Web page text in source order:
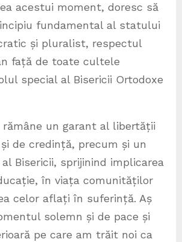
acestui moment, doresc să
fundamental al statului
și pluralist, respectul
față de toate cultele
special al Bisericii Ortodoxe
un garant al libertății
de credință, precum și un
Bisericii, sprijinind implicarea
în viața comunităților
celor aflați în suferință. Aș
solemn și de pace și
pe care am trăit noi ca